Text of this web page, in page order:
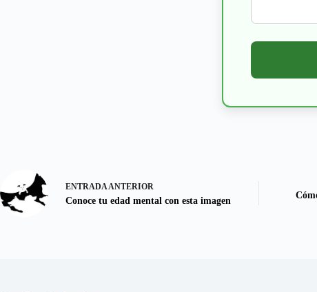
ENTRADAANTERIOR
Conoce tu edad mental con esta imagen